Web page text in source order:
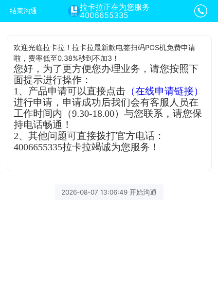
结束沟通
拉卡拉正在为您服务
4006655335
欢迎光临拉卡拉！拉卡拉最新款电签扫码POS机免费申请
啦，费率低至0.38%秒到不加3！
您好，为了更方便您办理业务，请您按照下
面提示进行操作：
1、产品申请可以直接点击 （在线申请链接）
进行申请，申请成功后我们会有客服人员在
工作时间内（9.30-18.00）与您联系，请您保
持电话畅通！
2、其他问题可直接拨打官方电话：
4006655335拉卡拉竭诚为您服务！
2026-08-07 13:06:49 开始沟通